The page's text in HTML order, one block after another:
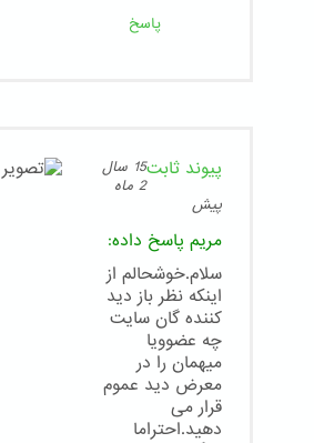
پاسخ
پیوند ثابت
15 سال
2 ماه
پیش
مریم پاسخ داده:
سلام.خوشحالم از
اینکه نظر باز دید
کننده گان سایت
چه عضوویا
میهمان را در
معرض دید عموم
قرار می
دهید.احتراما